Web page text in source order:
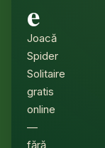
e
Joacă
Spider
Solitaire
gratis
online
—
fără